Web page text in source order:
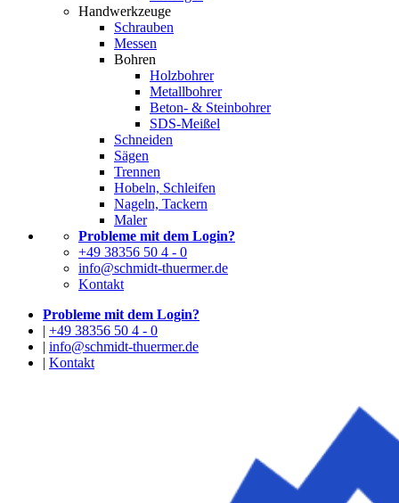
Handwerkzeuge
Schrauben
Messen
Bohren
Holzbohrer
Metallbohrer
Beton- & Steinbohrer
SDS-Meißel
Schneiden
Sägen
Trennen
Hobeln, Schleifen
Nageln, Tackern
Maler
Probleme mit dem Login?
+49 38356 50 4 - 0
info@schmidt-thuermer.de
Kontakt
Probleme mit dem Login?
| +49 38356 50 4 - 0
| info@schmidt-thuermer.de
| Kontakt